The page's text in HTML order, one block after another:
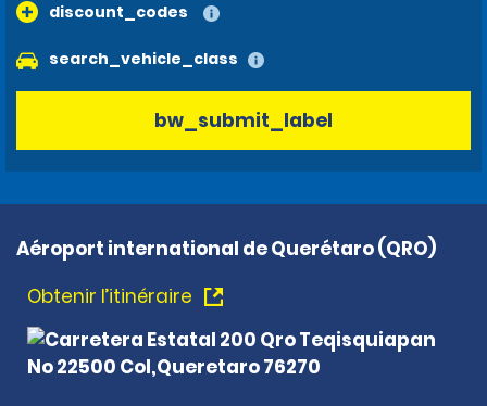
discount_codes
search_vehicle_class
bw_submit_label
Aéroport international de Querétaro (QRO)
Obtenir l’itinéraire